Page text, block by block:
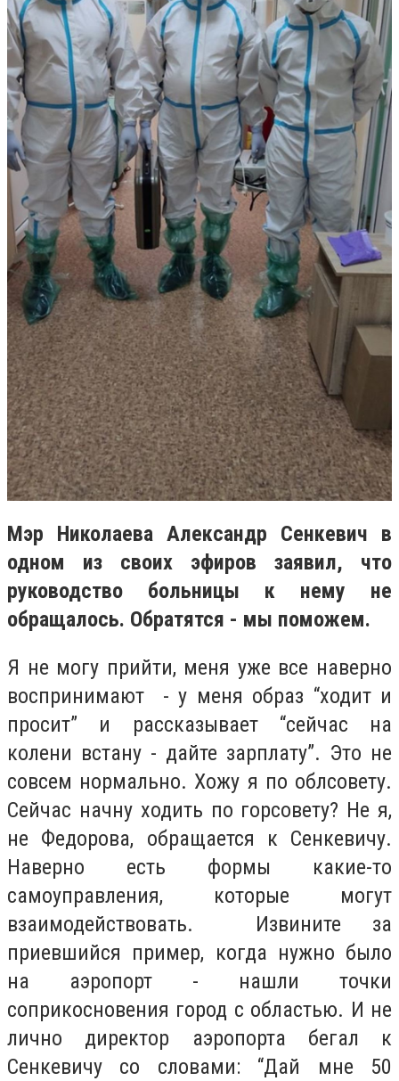
Мэр Николаева Александр Сенкевич в
одном из своих эфиров заявил, что
руководство больницы к нему не
обращалось. Обратятся - мы поможем.
Я не могу прийти, меня уже все наверно
воспринимают - у меня образ “ходит и
просит” и рассказывает “сейчас на
колени встану - дайте зарплату”. Это не
совсем нормально. Хожу я по облсовету.
Сейчас начну ходить по горсовету? Не я,
не Федорова, обращается к Сенкевичу.
Наверно есть формы какие-то
самоуправления, которые могут
взаимодействовать. Извините за
приевшийся пример, когда нужно было
на аэропорт - нашли точки
соприкосновения город с областью. И не
лично директор аэропорта бегал к
Сенкевичу со словами: “Дай мне 50